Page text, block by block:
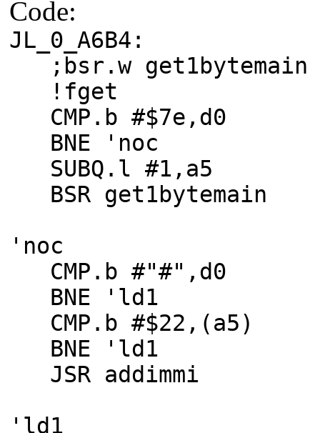
Code:
JL_0_A6B4:
;bsr.w get1bytemain
!fget
CMP.b #$7e,d0
BNE 'noc
SUBQ.l #1,a5
BSR get1bytemain
'noc
CMP.b #"#",d0
BNE 'ld1
CMP.b #$22,(a5)
BNE 'ld1
JSR addimmi
'ld1